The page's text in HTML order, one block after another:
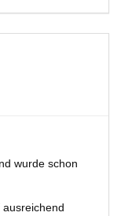
wurde schon